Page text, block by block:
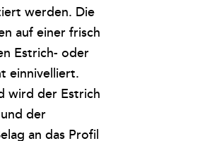
werden. Die
auf einer frisch
Estrich- oder
einnivelliert.
wird der Estrich
der
an das Profil